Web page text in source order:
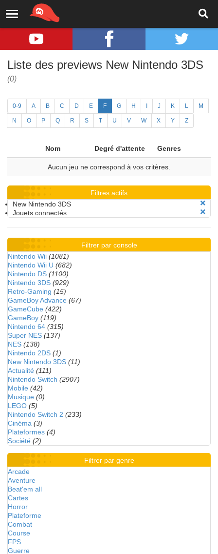
Liste des previews New Nintendo 3DS
(0)
0-9 A B C D E F G H J K L M
N O P Q R S T U V W X Y Z
Nom Degré d'attente Genres
Aucun jeu ne correspond à vos critères.
Filtres actifs
New Nintendo 3DS
Jouets connectés
Filtrer par console
Nintendo Wii (1081)
Nintendo Wii U (682)
Nintendo DS (1100)
Nintendo 3DS (929)
Retro-Gaming (15)
GameBoy Advance (67)
GameCube (422)
GameBoy (119)
Nintendo 64 (315)
Super NES (137)
NES (138)
Nintendo 2DS (1)
New Nintendo 3DS (11)
Actualité (111)
Nintendo Switch (2907)
Mobile (42)
Musique (0)
LEGO (5)
Nintendo Switch 2 (233)
Cinéma (3)
Plateformes (4)
Société (2)
Filtrer par genre
Arcade
Aventure
Beat'em all
Cartes
Horror
Plateforme
Combat
Course
FPS
Guerre